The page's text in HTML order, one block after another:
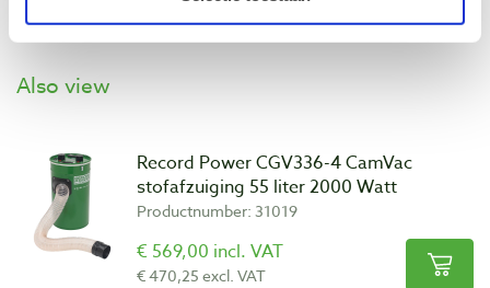
Also view
Record Power CGV336-4 CamVac
stofafzuiging 55 liter 2000 Watt
Productnumber: 31019
€ 569,00 incl. VAT
€ 470,25 excl. VAT